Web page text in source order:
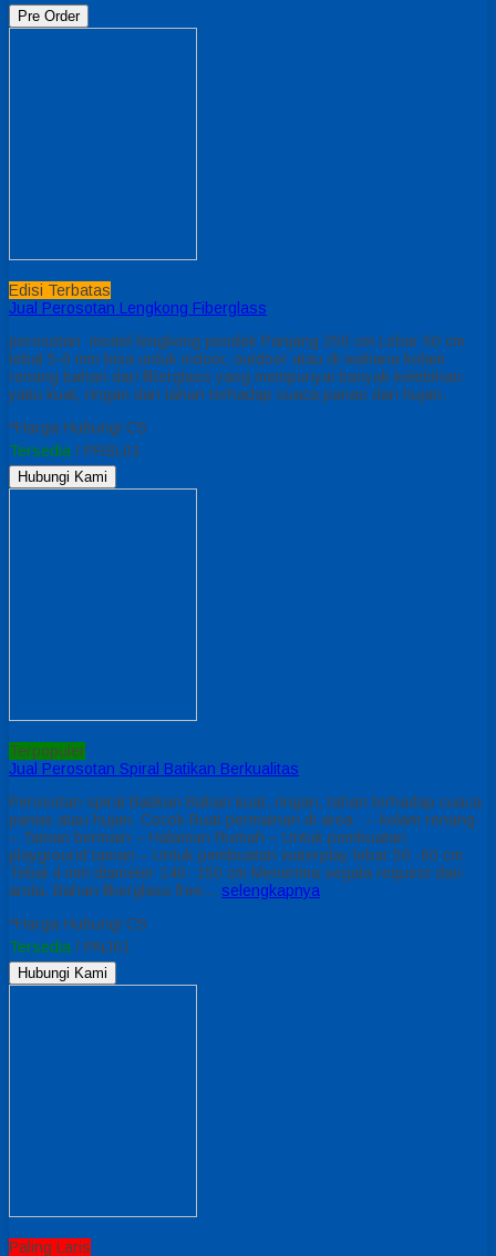
Pre Order
Edisi Terbatas
Jual Perosotan Lengkong Fiberglass
perosotan model lengkong pendek Panjang 250 cm Lebar 50 cm
tebal 5-6 mm bisa untuk indoor, outdoor atau di wahana kolam
renang bahan dari fiberglass yang mempunyai banyak kelebihan
yaitu kuat, ringan dan tahan terhadap cuaca panas dan hujan.
*Harga Hubungi CS
Tersedia / PRSL01
Hubungi Kami
Terpopuler
Jual Perosotan Spiral Batikan Berkualitas
Perosotan spiral Batikan Bahan kuat, ringan, tahan terhadap cuaca
panas atau hujan. Cocok Buat permainan di area : – kolam renang
– Taman bermain – Halaman Rumah – Untuk pembuatan
playground taman – Untuk pembuatan waterplay lebar 50 -60 cm
Tebal 4 mm diameter 140- 150 cm Menerima segala request dari
anda. Bahan fiberglass free… selengkapnya
*Harga Hubungi CS
Tersedia / PNJ01
Hubungi Kami
Paling Laris